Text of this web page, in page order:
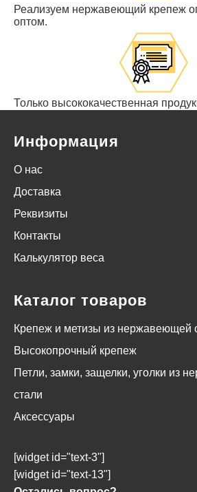
Реализуем нержавеющий крепеж
оптом.
Только высококачественная
Информация
О нас
Доставка
Реквизиты
Контакты
Калькулятор веса
Каталог товаров
Крепеж и метизы из нержавеющей
Высокопрочный крепеж
Петли, замки, защелки, уголки из
стали
Аксессуары
[widget id="text-3"]
[widget id="text-13"]